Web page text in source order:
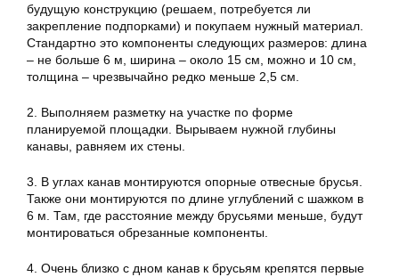
будущую конструкцию (решаем, потребуется ли
закрепление подпорками) и покупаем нужный материал.
Стандартно это компоненты следующих размеров: длина
– не больше 6 м, ширина – около 15 см, можно и 10 см,
толщина – чрезвычайно редко меньше 2,5 см.
2. Выполняем разметку на участке по форме
планируемой площадки. Вырываем нужной глубины
канавы, равняем их стены.
3. В углах канав монтируются опорные отвесные брусья.
Также они монтируются по длине углублений с шажком в
6 м. Там, где расстояние между брусьями меньше, будут
монтироваться обрезанные компоненты.
4. Очень близко с дном канав к брусьям крепятся первые